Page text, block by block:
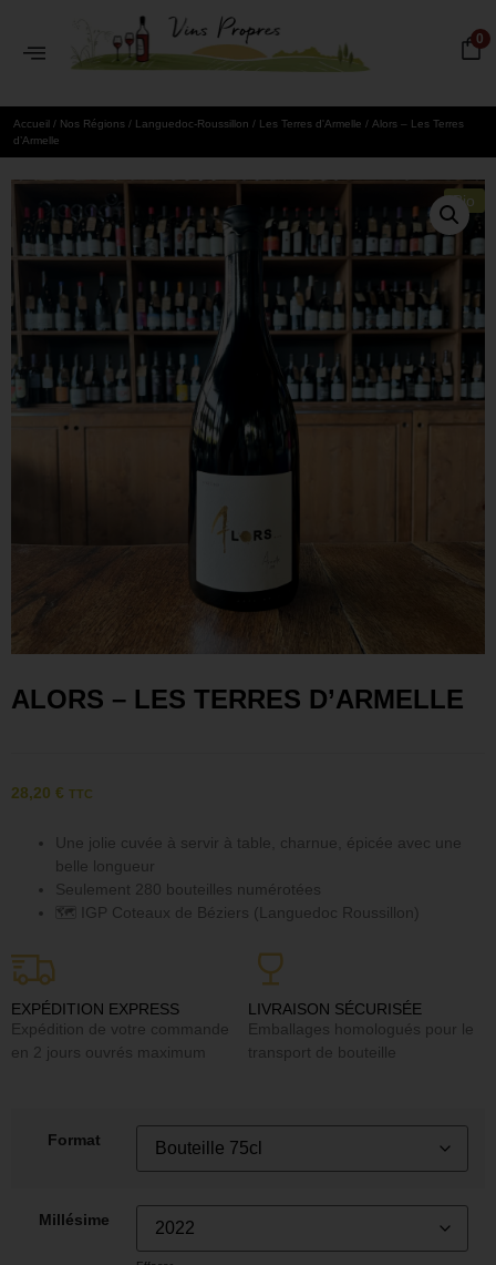
0
Accueil / Nos Régions / Languedoc-Roussillon / Les Terres d'Armelle / Alors – Les Terres
d’Armelle
Bio
ALORS – LES TERRES D’ARMELLE
28,20 € TTC
Une jolie cuvée à servir à table, charnue, épicée avec une
belle longueur
Seulement 280 bouteilles numérotées
🗺 IGP Coteaux de Béziers (Languedoc Roussillon)
EXPÉDITION EXPRESS
Expédition de votre commande
en 2 jours ouvrés maximum
LIVRAISON SÉCURISÉE
Emballages homologués pour le
transport de bouteille
Format
Millésime